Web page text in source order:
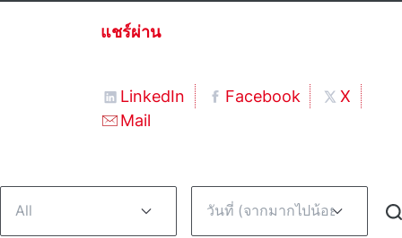
แชร์ผ่าน
LinkedIn Facebook
X
Mail